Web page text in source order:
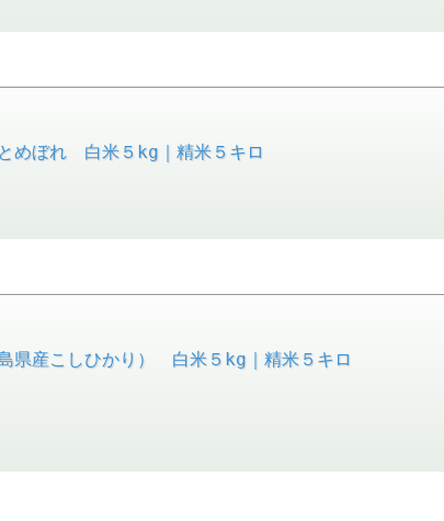
めぼれ 白米５kg｜精米５キロ
県産こしひかり） 白米５kg｜精米５キロ